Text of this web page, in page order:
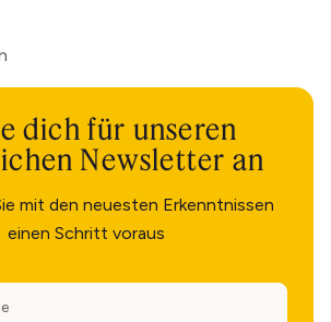
dich für unseren
Newsletter an
mit den neuesten Erkenntnissen
einen Schritt voraus